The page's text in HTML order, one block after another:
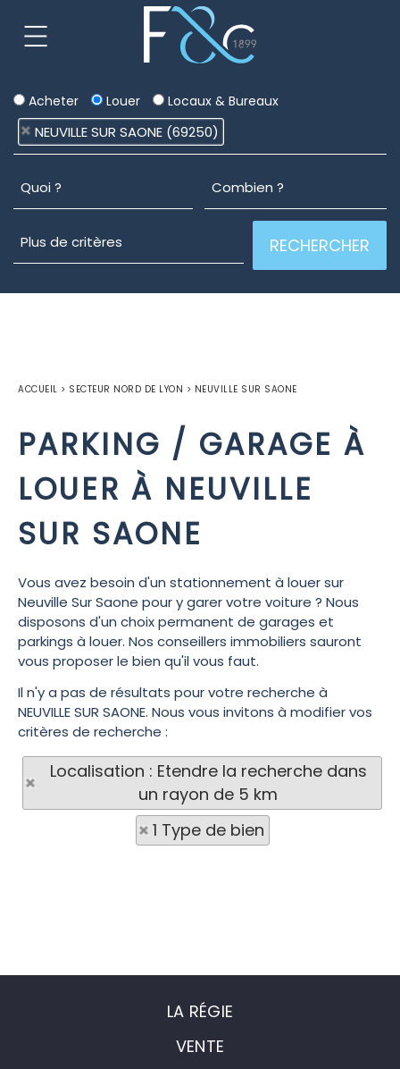
Acheter Louer Locaux & Bureaux
NEUVILLE SUR SAONE (69250)
ACCUEIL > SECTEUR NORD DE LYON > NEUVILLE SUR SAONE
PARKING / GARAGE À
LOUER À NEUVILLE
SUR SAONE
Vous avez besoin d'un stationnement à louer sur
Neuville Sur Saone pour y garer votre voiture ? Nous
disposons d'un choix permanent de garages et
parkings à louer. Nos conseillers immobiliers sauront
vous proposer le bien qu'il vous faut.
Il n'y a pas de résultats pour votre recherche à
NEUVILLE SUR SAONE. Nous vous invitons à modifier vos
critères de recherche :
Localisation : Etendre la recherche dans
un rayon de 5 km
1 Type de bien
LA RÉGIE
VENTE